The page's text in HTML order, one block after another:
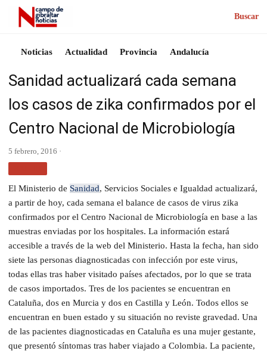
Buscar
Noticias Actualidad Provincia Andalucía
Sanidad actualizará cada semana
los casos de zika confirmados por el
Centro Nacional de Microbiología
5 febrero, 2016 ·
El Ministerio de Sanidad, Servicios Sociales e Igualdad actualizará,
a partir de hoy, cada semana el balance de casos de virus zika
confirmados por el Centro Nacional de Microbiología en base a las
muestras enviadas por los hospitales. La información estará
accesible a través de la web del Ministerio. Hasta la fecha, han sido
siete las personas diagnosticadas con infección por este virus,
todas ellas tras haber visitado países afectados, por lo que se trata
de casos importados. Tres de los pacientes se encuentran en
Cataluña, dos en Murcia y dos en Castilla y León. Todos ellos se
encuentran en buen estado y su situación no reviste gravedad. Una
de las pacientes diagnosticadas en Cataluña es una mujer gestante,
que presentó síntomas tras haber viajado a Colombia. La paciente,